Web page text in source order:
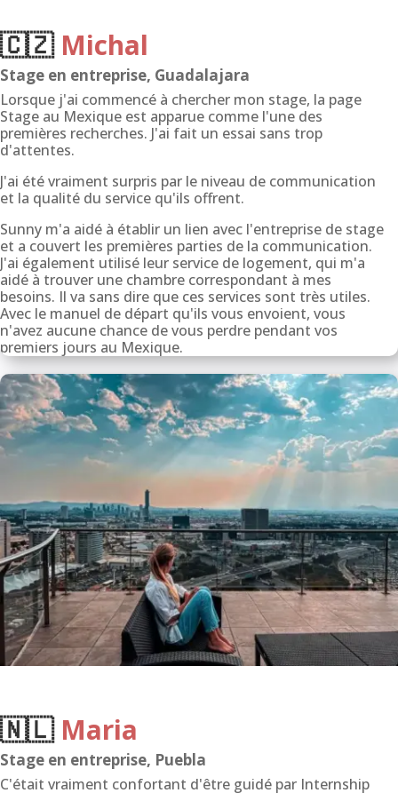
🇨🇿 Michal
Stage en entreprise, Guadalajara
Lorsque j'ai commencé à chercher mon stage, la page
Stage au Mexique est apparue comme l'une des
premières recherches. J'ai fait un essai sans trop
d'attentes.
J'ai été vraiment surpris par le niveau de communication
et la qualité du service qu'ils offrent.
Sunny m'a aidé à établir un lien avec l'entreprise de stage
et a couvert les premières parties de la communication.
J'ai également utilisé leur service de logement, qui m'a
aidé à trouver une chambre correspondant à mes
besoins. Il va sans dire que ces services sont très utiles.
Avec le manuel de départ qu'ils vous envoient, vous
n'avez aucune chance de vous perdre pendant vos
premiers jours au Mexique.
🇳🇱 Maria
Stage en entreprise, Puebla
C'était vraiment confortant d'être guidé par Internship